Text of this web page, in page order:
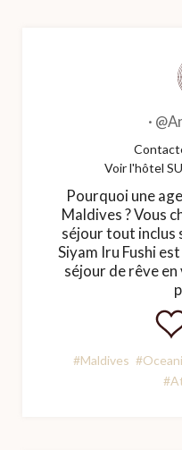
·
Voir l'hôtel
Pourquoi une
Maldives ? Vous
séjour tout inclus
Siyam Iru Fushi
séjour de rêve
#Maldives